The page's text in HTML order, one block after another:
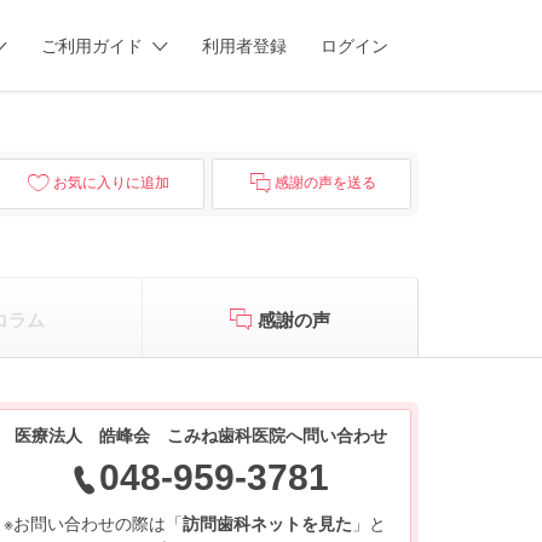
ご利用ガイド 利用者登録 ログイン
お気に入りに追加 感謝の声を送る
ラム 感謝の声
医療法人 皓峰会 こみね歯科医院へ問い合わせ
048-959-3781
※お問い合わせの際は「訪問歯科ネットを見た 」と